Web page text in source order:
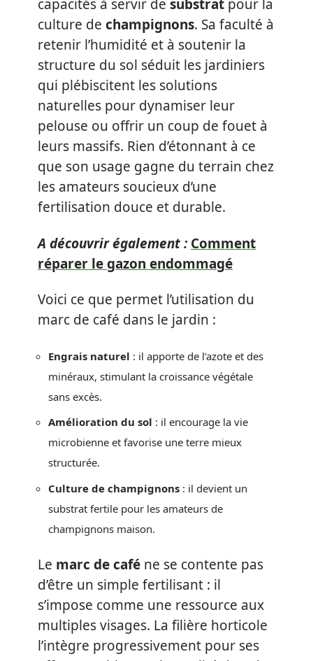
capacités à servir de substrat pour la
culture de champignons. Sa faculté à
retenir l’humidité et à soutenir la
structure du sol séduit les jardiniers
qui plébiscitent les solutions
naturelles pour dynamiser leur
pelouse ou offrir un coup de fouet à
leurs massifs. Rien d’étonnant à ce
que son usage gagne du terrain chez
les amateurs soucieux d’une
fertilisation douce et durable.
A découvrir également : Comment
réparer le gazon endommagé
Voici ce que permet l’utilisation du
marc de café dans le jardin :
Engrais naturel : il apporte de l’azote et des
minéraux, stimulant la croissance végétale
sans excès.
Amélioration du sol : il encourage la vie
microbienne et favorise une terre mieux
structurée.
Culture de champignons : il devient un
substrat fertile pour les amateurs de
champignons maison.
Le marc de café ne se contente pas
d’être un simple fertilisant : il
s’impose comme une ressource aux
multiples visages. La filière horticole
l’intègre progressivement pour ses